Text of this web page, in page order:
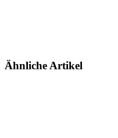
Ähnliche Artikel